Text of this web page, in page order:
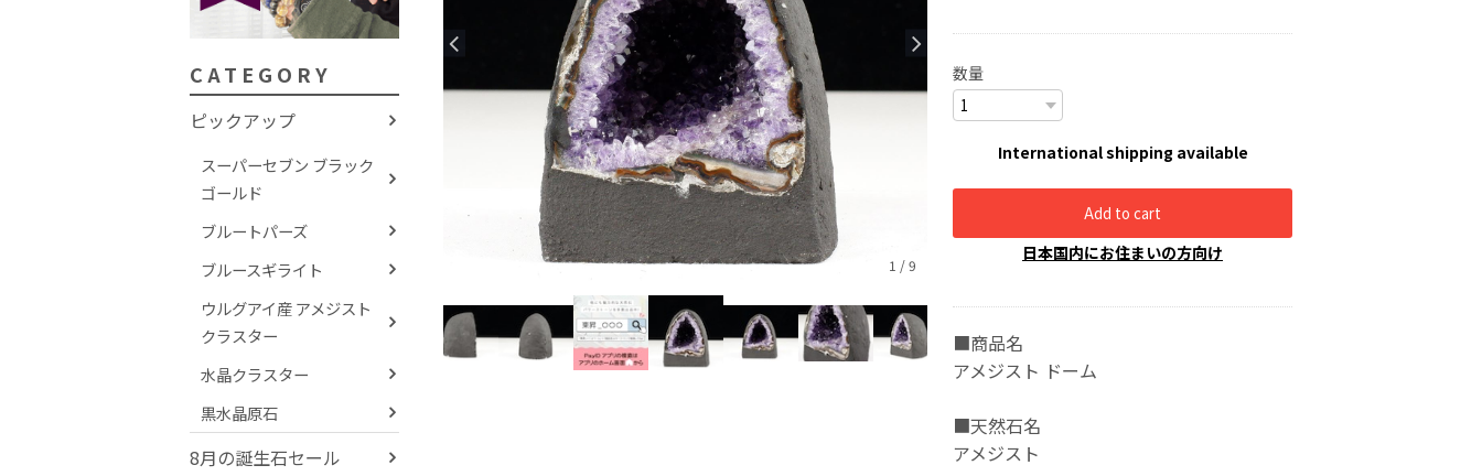
CATEGORY
ピックアップ
スーパーセブン ブラック
ゴールド
ブルートパーズ
ブルースギライト
ウルグアイ産 アメジスト
クラスター
水晶クラスター
黒水晶原石
8月の誕生石セール
1 /9
数量
International shipping available
Add to cart
日本国内にお住まいの方向け
■商品名
アメジスト ドーム
■天然石名
アメジスト